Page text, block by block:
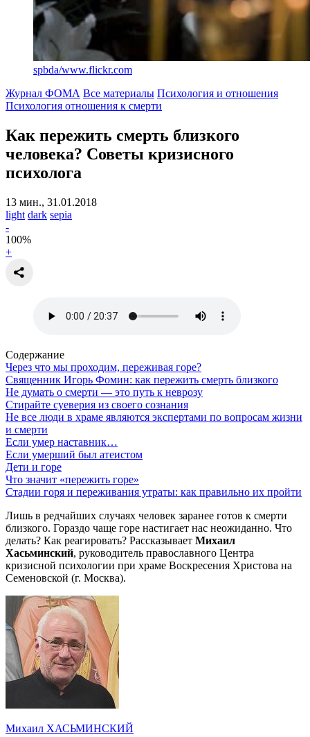
spbda/www.flickr.com
Журнал ФОМА Все материалы Психология и отношения
Психология отношения к смерти
Как пережить смерть близкого
человека? Советы кризисного
психолога
13 мин., 31.01.2018
light dark sepia
-
100%
+
Содержание
Через что мы проходим, переживая горе?
Священник Игорь Фомин: как пережить смерть близкого
Не думать о смерти — это путь к неврозу
Стирайте суеверия из своего сознания
Не все люди в храме являются экспертами по вопросам жизни
и смерти
Если умер наставник…
Если умерший был атеистом
Дети и горе
Что значит «пережить горе»
Стадии горя и переживания утраты: как правильно их пройти
Лишь в редчайших случаях человек заранее готов к смерти
близкого. Гораздо чаще горе настигает нас неожиданно. Что
делать? Как реагировать? Рассказывает Михаил
Хасьминский, руководитель православного Центра
кризисной психологии при храме Воскресения Христова на
Семеновской (г. Москва).
Михаил ХАСЬМИНСКИЙ